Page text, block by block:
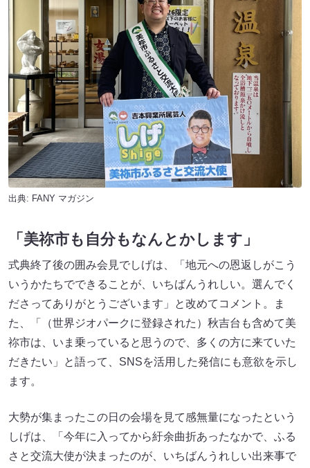
出典: FANY マガジン
「美祢市も自分もなんとかします」
式典終了後の囲み会見でしげは、「地元への恩返しがこう
いうかたちでできることが、いちばんうれしい。選んでく
ださってありがとうございます」と改めてコメント。ま
た、「（世界ジオパークに登録された）秋吉台も含めて美
祢市は、いま乗っていると思うので、多くの方に来ていた
だきたい」と語って、SNSを活用した発信にも意欲を示し
ます。
大勢が集まったこの日の会場を見て感無量になったという
しげは、「今年に入ってから紆余曲折あったなかで、ふる
さと交流大使が決まったのが、いちばんうれしい出来事で